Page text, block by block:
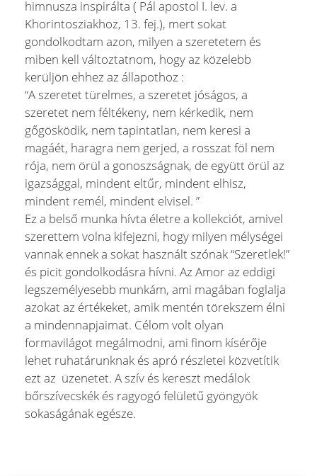
himnusza inspirálta ( Pál apostol I. lev. a
Khorintosziakhoz, 13. fej.), mert sokat
gondolkodtam azon, milyen a szeretetem és
miben kell változtatnom, hogy az közelebb
kerüljön ehhez az állapothoz :
“A szeretet türelmes, a szeretet jóságos, a
szeretet nem féltékeny, nem kérkedik, nem
gőgösködik, nem tapintatlan, nem keresi a
magáét, haragra nem gerjed, a rosszat föl nem
rója, nem örül a gonoszságnak, de együtt örül az
igazsággal, mindent eltűr, mindent elhisz,
mindent remél, mindent elvisel. ”
Ez a belső munka hívta életre a kollekciót, amivel
szerettem volna kifejezni, hogy milyen mélységei
vannak ennek a sokat használt szónak “Szeretlek!”
és picit gondolkodásra hívni. Az Amor az eddigi
legszemélyesebb munkám, ami magában foglalja
azokat az értékeket, amik mentén törekszem élni
a mindennapjaimat. Célom volt olyan
formavilágot megálmodni, ami finom kísérője
lehet ruhatárunknak és apró részletei közvetítik
ezt az üzenetet. A szív és kereszt medálok
bőrszívecskék és ragyogó felületű gyöngyök
sokaságának egésze.